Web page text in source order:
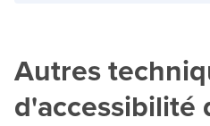
Autres
d'accessibilité